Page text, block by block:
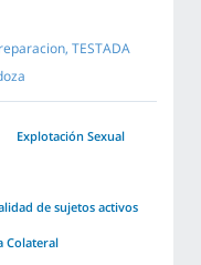
TESTADA
Explotación Sexual
de sujetos activos
Colateral